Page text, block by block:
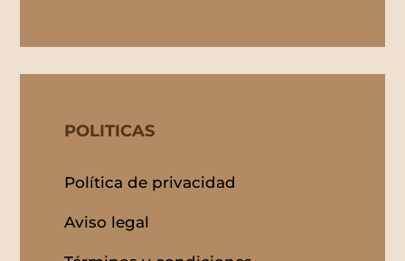
POLITICAS
Política de privacidad
Aviso legal